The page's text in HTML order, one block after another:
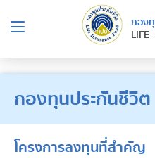
กอง
LIFE
กองทุนประกันชีวิต
โครงการลงทุนที่สำคัญ